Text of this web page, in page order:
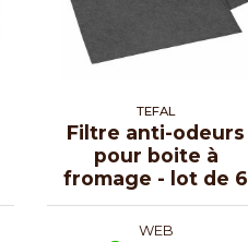
TEFAL
Filtre anti-odeurs
pour boite à
fromage - lot de 6
WEB